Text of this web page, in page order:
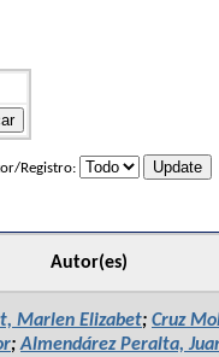
Registro:
Autor(es)
Marlen Elizabet; Cruz
;Almendárez Peralta,